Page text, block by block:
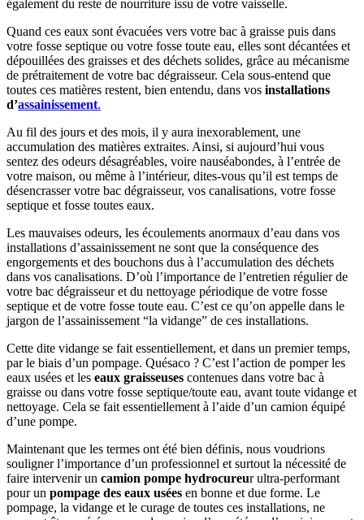
également du reste de nourriture issu de votre vaisselle.
Quand ces eaux sont évacuées vers votre bac à graisse puis dans
votre fosse septique ou votre fosse toute eau, elles sont décantées et
dépouillées des graisses et des déchets solides, grâce au mécanisme
de prétraitement de votre bac dégraisseur. Cela sous-entend que
toutes ces matières restent, bien entendu, dans vos installations
d’assainissement.
Au fil des jours et des mois, il y aura inexorablement, une
accumulation des matières extraites. Ainsi, si aujourd’hui vous
sentez des odeurs désagréables, voire nauséabondes, à l’entrée de
votre maison, ou même à l’intérieur, dites-vous qu’il est temps de
désencrasser votre bac dégraisseur, vos canalisations, votre fosse
septique et fosse toutes eaux.
Les mauvaises odeurs, les écoulements anormaux d’eau dans vos
installations d’assainissement ne sont que la conséquence des
engorgements et des bouchons dus à l’accumulation des déchets
dans vos canalisations. D’où l’importance de l’entretien régulier de
votre bac dégraisseur et du nettoyage périodique de votre fosse
septique et de votre fosse toute eau. C’est ce qu’on appelle dans le
jargon de l’assainissement “la vidange” de ces installations.
Cette dite vidange se fait essentiellement, et dans un premier temps,
par le biais d’un pompage. Quésaco ? C’est l’action de pomper les
eaux usées et les eaux graisseuses contenues dans votre bac à
graisse ou dans votre fosse septique/toute eau, avant toute vidange et
nettoyage. Cela se fait essentiellement à l’aide d’un camion équipé
d’une pompe.
Maintenant que les termes ont été bien définis, nous voudrions
souligner l’importance d’un professionnel et surtout la nécessité de
faire intervenir un camion pompe hydrocureur ultra-performant
pour un pompage des eaux usées en bonne et due forme. Le
pompage, la vidange et le curage de toutes ces installations, ne